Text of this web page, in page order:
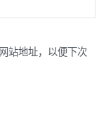
站地址，以便下次